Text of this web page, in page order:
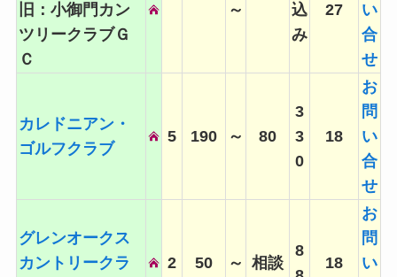
旧：小御門カン
ツリークラブＧ
Ｃ
～
込
み
27
い
合
せ
カレドニアン・
ゴルフクラブ
5 190 ～ 80
3
3
0
18
お
問
い
合
せ
グレンオークス
カントリークラ
2 50 ～ 相談
8
18
お
問
い